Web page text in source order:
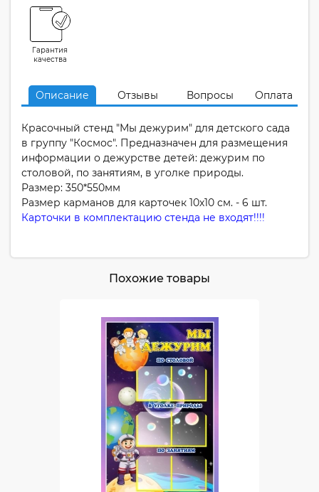
Гарантия
качества
Описание Отзывы Вопросы Оплата
Красочный стенд "Мы дежурим" для детского сада
в группу "Космос". Предназначен для размещения
информации о дежурстве детей: дежурим по
столовой, по занятиям, в уголке природы.
Размер: 350*550мм
Размер карманов для карточек 10х10 см. - 6 шт.
Карточки в комплектацию стенда не входят!!!!
Похожие товары